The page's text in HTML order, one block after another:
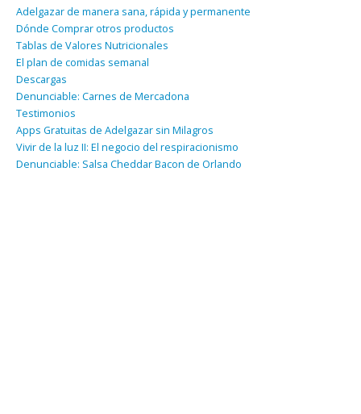
Adelgazar de manera sana, rápida y permanente
Dónde Comprar otros productos
Tablas de Valores Nutricionales
El plan de comidas semanal
Descargas
Denunciable: Carnes de Mercadona
Testimonios
Apps Gratuitas de Adelgazar sin Milagros
Vivir de la luz II: El negocio del respiracionismo
Denunciable: Salsa Cheddar Bacon de Orlando